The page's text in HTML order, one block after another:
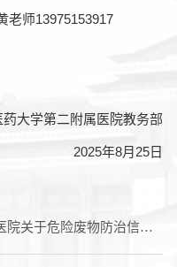
老师13975153917
药大学第二附属医院教务部
2025年8月25日
危险废物防治信息的公示